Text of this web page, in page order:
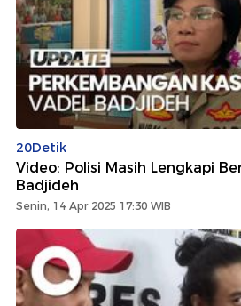
20Detik
Video: Polisi Masih Lengkapi
Badjideh
Senin, 14 Apr 2025 17:30 WIB